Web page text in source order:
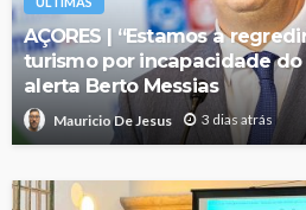
AÇORES | “Estamos a
turismo por incapacidade do
alerta Berto Messias
Mauricio De Jesus 3 dias atrás